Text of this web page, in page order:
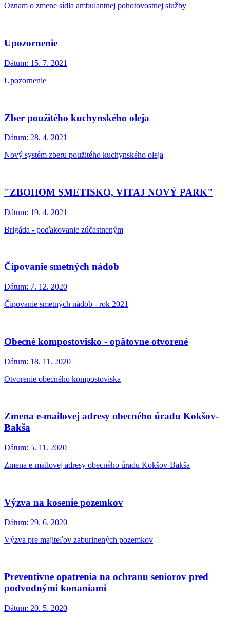
Oznam o zmene sídla ambulantnej pohotovostnej služby
Upozornenie
Dátum: 15. 7. 2021
Upozornenie
Zber použitého kuchynského oleja
Dátum: 28. 4. 2021
Nový systém zberu použitého kuchynského oleja
"ZBOHOM SMETISKO, VITAJ NOVÝ PARK"
Dátum: 19. 4. 2021
Brigáda - poďakovanie zúčastneným
Čipovanie smetných nádob
Dátum: 7. 12. 2020
Čipovanie smetných nádob - rok 2021
Obecné kompostovisko - opätovne otvorené
Dátum: 18. 11. 2020
Otvorenie obecného kompostoviska
Zmena e-mailovej adresy obecného úradu Kokšov-
Bakša
Dátum: 5. 11. 2020
Zmena e-mailovej adresy obecného úradu Kokšov-Bakša
Výzva na kosenie pozemkov
Dátum: 29. 6. 2020
Výzva pre majiteľov zaburinených pozemkov
Preventívne opatrenia na ochranu seniorov pred
podvodnými konaniami
Dátum: 20. 5. 2020